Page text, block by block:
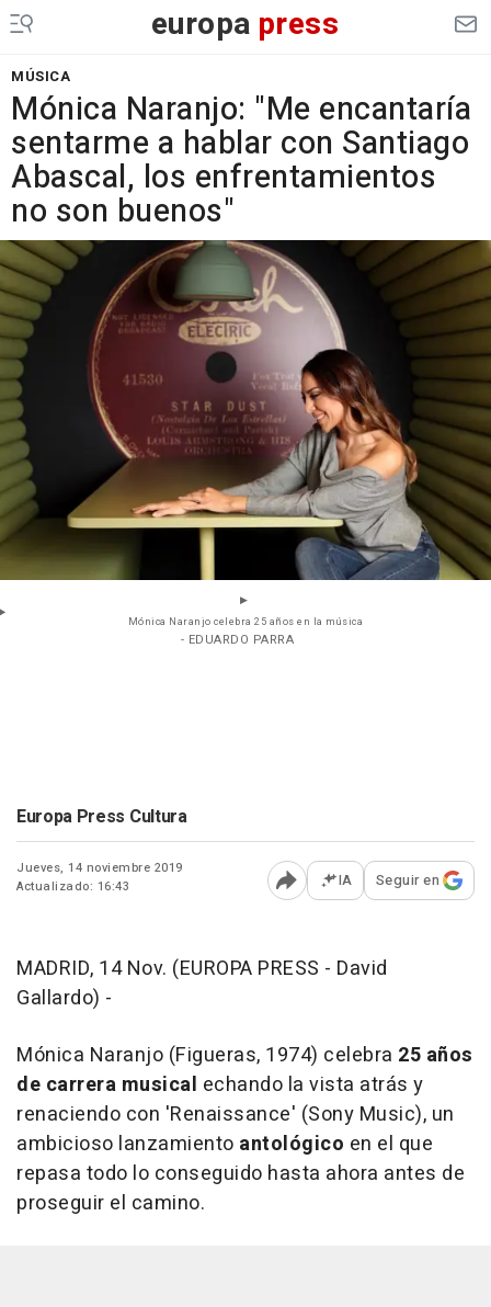
europa press
MÚSICA
Mónica Naranjo: "Me encantaría
sentarme a hablar con Santiago
Abascal, los enfrentamientos
no son buenos"
Mónica Naranjo celebra 25 años en la música
- EDUARDO PARRA
Europa Press Cultura
Jueves, 14 noviembre 2019
Actualizado: 16:43
Abrir opciones para
IA Seguir en
MADRID, 14 Nov. (EUROPA PRESS - David
Gallardo) -
Mónica Naranjo (Figueras, 1974) celebra 25 años
de carrera musical echando la vista atrás y
renaciendo con 'Renaissance' (Sony Music), un
ambicioso lanzamiento antológico en el que
repasa todo lo conseguido hasta ahora antes de
proseguir el camino.